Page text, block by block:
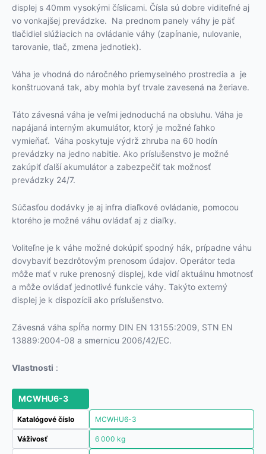
displej s 40mm vysokými číslicami. Čísla sú dobre viditeľné aj
vo vonkajšej prevádzke. Na prednom panely váhy je päť
tlačidiel slúžiacich na ovládanie váhy (zapínanie, nulovanie,
tarovanie, tlač, zmena jednotiek).
Váha je vhodná do náročného priemyselného prostredia a je
konštruovaná tak, aby mohla byť trvale zavesená na žeriave.
Táto závesná váha je veľmi jednoduchá na obsluhu. Váha je
napájaná interným akumulátor, ktorý je možné ľahko
vymieňať. Váha poskytuje výdrž zhruba na 60 hodín
prevádzky na jedno nabitie. Ako príslušenstvo je možné
zakúpiť ďalší akumulátor a zabezpečiť tak možnosť
prevádzky 24/7.
Súčasťou dodávky je aj infra diaľkové ovládanie, pomocou
ktorého je možné váhu ovládať aj z diaľky.
Voliteľne je k váhe možné dokúpiť spodný hák, prípadne váhu
dovybaviť bezdrôtovým prenosom údajov. Operátor teda
môže mať v ruke prenosný displej, kde vidí aktuálnu hmotnosť
a môže ovládať jednotlivé funkcie váhy. Takýto externý
displej je k dispozícii ako príslušenstvo.
Závesná váha spĺňa normy DIN EN 13155:2009, STN EN
13889:2004-08 a smernicu 2006/42/EC.
Vlastnosti :
MCWHU6-3
Katalógové číslo MCWHU6-3
Váživosť 6 000 kg